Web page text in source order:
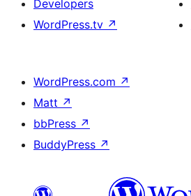
Developers
WordPress.tv ↗
WordPress.com ↗
Matt ↗
bbPress ↗
BuddyPress ↗